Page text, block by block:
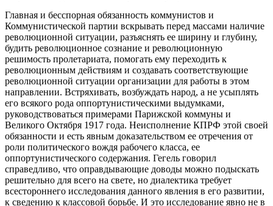
Главная и бесспорная обязанность коммунистов и
Коммунистической партии вскрывать перед массами наличие
революционной ситуации, разъяснять ее ширину и глубину,
будить революционное сознание и революционную
решимость пролетариата, помогать ему переходить к
революционным действиям и создавать соответствующие
революционной ситуации организации для работы в этом
направлении. Встряхивать, возбуждать народ, а не усыплять
его всякого рода оппортунистическими выдумками,
руководствоваться примерами Парижской коммуны и
Великого Октября 1917 года. Неисполнение КПРФ этой своей
обязанности и есть явным доказательством ее отречения от
роли политического вождя рабочего класса, ее
оппортунистического содержания. Гегель говорил
справедливо, что оправдывающие доводы можно подыскать
решительно для всего на свете, но диалектика требует
всестороннего исследования данного явления в его развитии,
к сведению к классовой борьбе. И это исследование явно не в